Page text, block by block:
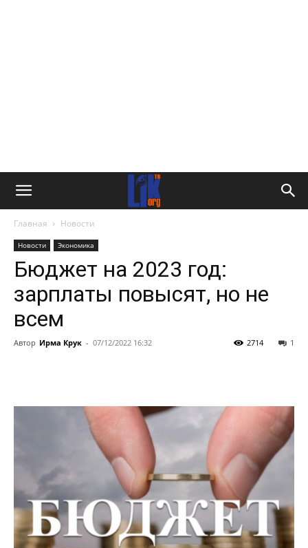
Главная Новости
Новости Экономика
Бюджет на 2023 год:
зарплаты повысят, но не
всем
Автор Ирма Крук - 07/12/2022 16:32 1
2714